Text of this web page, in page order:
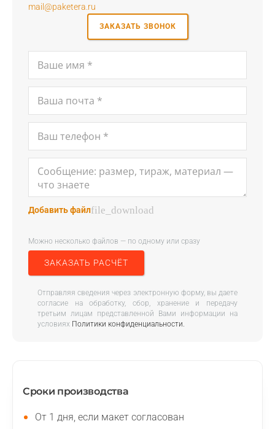
mail@paketera.ru
ЗАКАЗАТЬ ЗВОНОК
Добавить файлfile_download
Можно несколько файлов — по одному или сразу
ЗАКАЗАТЬ РАСЧЁТ
Отправляя сведения через электронную форму, вы даете
согласие на обработку, сбор, хранение и передачу
третьим лицам представленной Вами информации на
условиях Политики конфиденциальности.
Сроки производства
От 1 дня, если макет согласован